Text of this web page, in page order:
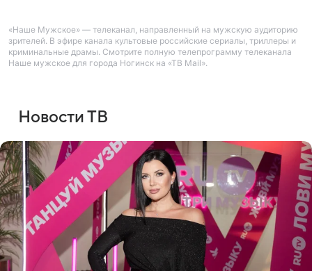
«Наше Мужское» — телеканал, направленный на мужскую аудиторию
зрителей. В эфире канала культовые российские сериалы, триллеры и
криминальные драмы. Смотрите полную телепрограмму телеканала
Наше мужское для города Ногинск на «ТВ Mail».
Новости ТВ